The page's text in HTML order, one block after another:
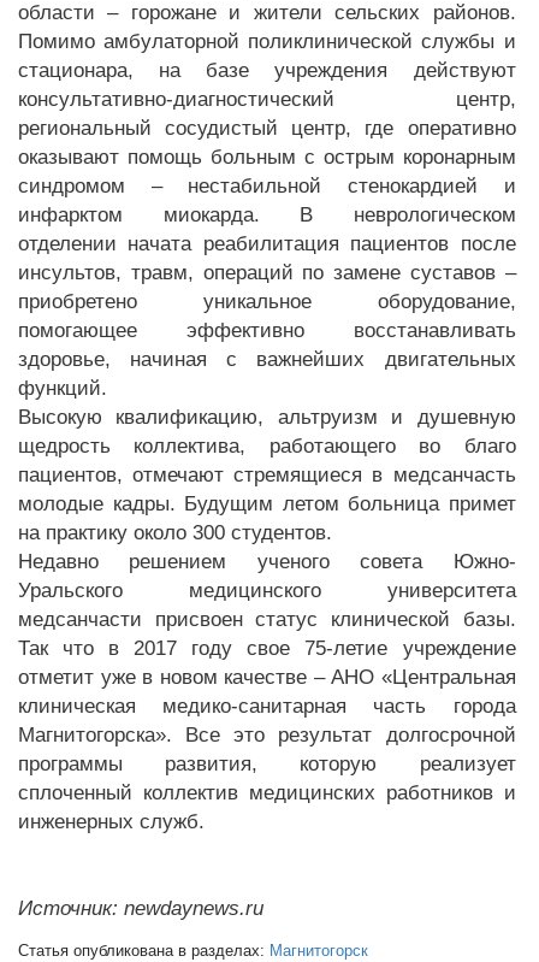
области – горожане и жители сельских районов.
Помимо амбулаторной поликлинической службы и
стационара, на базе учреждения действуют
консультативно-диагностический центр,
региональный сосудистый центр, где оперативно
оказывают помощь больным с острым коронарным
синдромом – нестабильной стенокардией и
инфарктом миокарда. В неврологическом
отделении начата реабилитация пациентов после
инсультов, травм, операций по замене суставов –
приобретено уникальное оборудование,
помогающее эффективно восстанавливать
здоровье, начиная с важнейших двигательных
функций.
Высокую квалификацию, альтруизм и душевную
щедрость коллектива, работающего во благо
пациентов, отмечают стремящиеся в медсанчасть
молодые кадры. Будущим летом больница примет
на практику около 300 студентов.
Недавно решением ученого совета Южно-
Уральского медицинского университета
медсанчасти присвоен статус клинической базы.
Так что в 2017 году свое 75-летие учреждение
отметит уже в новом качестве – АНО «Центральная
клиническая медико-санитарная часть города
Магнитогорска». Все это результат долгосрочной
программы развития, которую реализует
сплоченный коллектив медицинских работников и
инженерных служб.
Источник: newdaynews.ru
Статья опубликована в разделах: Магнитогорск